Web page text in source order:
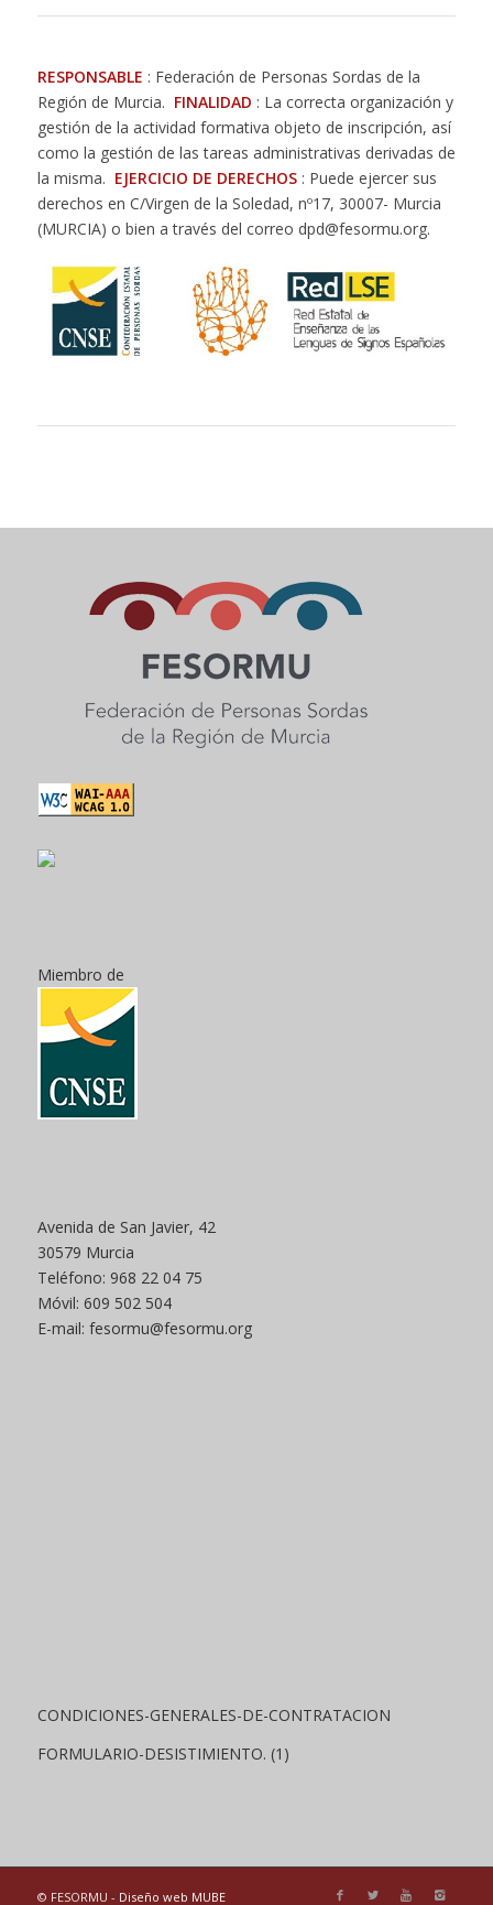
RESPONSABLE : Federación de Personas Sordas de la
Región de Murcia. FINALIDAD : La correcta organización y
gestión de la actividad formativa objeto de inscripción, así
como la gestión de las tareas administrativas derivadas de
la misma. EJERCICIO DE DERECHOS: Puede ejercer sus
derechos en C/Virgen de la Soledad, nº17, 30007- Murcia
(MURCIA) o bien a través del correo dpd@fesormu.org.
Miembro de
Avenida de San Javier, 42
30579 Murcia
Teléfono: 968 22 04 75
Móvil: 609 502 504
E-mail: fesormu@fesormu.org
CONDICIONES-GENERALES-DE-CONTRATACION
FORMULARIO-DESISTIMIENTO. (1)
© FESORMU - Diseño web MUBE